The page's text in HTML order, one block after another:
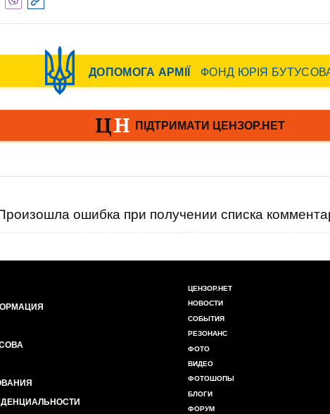
ошибка при получении списка
ЦЕНЗОР.НЕТ
НОВОСТИ
СОБЫТИЯ
РЕЗОНАНС
ФОТО
ВИДЕО
ФОТОШОПЫ
БЛОГИ
ФОРУМ